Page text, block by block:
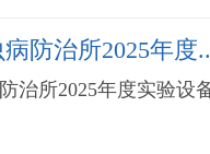
防治所2025年度
治所2025年度实验设